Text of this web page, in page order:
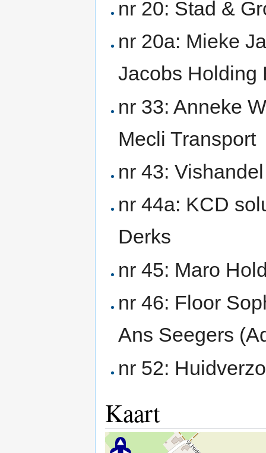
nr 20: Stad &
nr 20a: Mieke
Jacobs Holding
nr 33: Anneke
Mecli Transport
nr 43:
nr 44a: KCD
Derks
nr 45: Maro
nr 46: Floor
Ans Seegers
nr 52:
Kaart